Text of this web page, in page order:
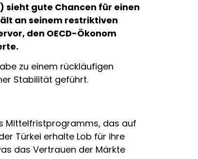
sieht gute Chancen für einen
an seinem restriktiven
den OECD-Ökonom
zu einem rückläufigen
Stabilität geführt.
Mittelfristprogramms, das auf
Türkei erhalte Lob für ihre
das Vertrauen der Märkte